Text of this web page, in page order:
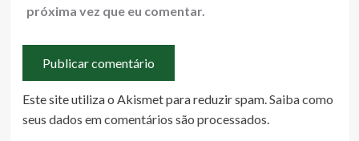
próxima vez que eu comentar.
Este site utiliza o Akismet para reduzir spam.Saiba como
seus dados em comentários são processados.